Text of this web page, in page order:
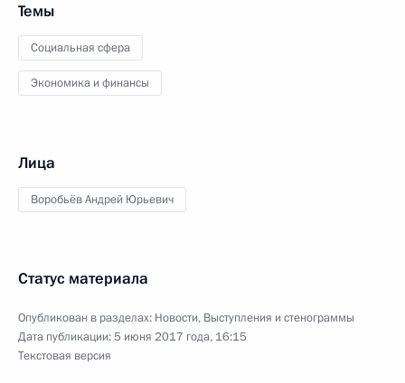
Темы
Социальная сфера
Экономика и финансы
Лица
Воробьёв Андрей Юрьевич
Статус материала
Опубликован в разделах: Новости, Выступления и стенограммы
Дата публикации:5 июня 2017 года, 16:15
Текстовая версия